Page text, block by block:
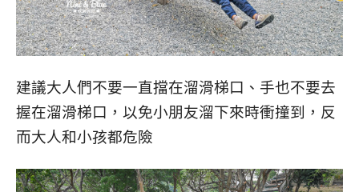
建議大人們不要一直擋在溜滑梯口、手也不要去
握在溜滑梯口，以免小朋友溜下來時衝撞到，反
而大人和小孩都危險